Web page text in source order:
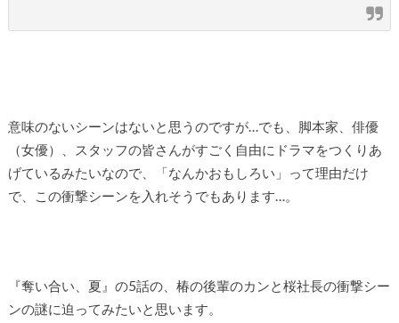
意味のないシーンはないと思うのですが…でも、脚本家、俳優
（女優）、スタッフの皆さんがすごく自由にドラマをつくりあ
げているみたいなので、「なんかおもしろい」って理由だけ
で、この衝撃シーンを入れそうでもあります…。
『奪い合い、夏』の5話の、椿の後輩のカンと桜社長の衝撃シー
ンの謎に迫ってみたいと思います。